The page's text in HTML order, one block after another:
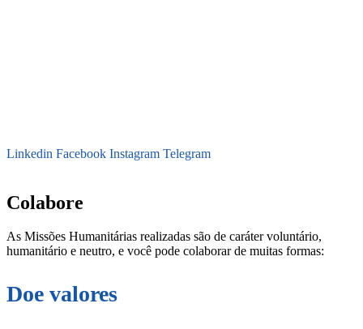
Linkedin Facebook Instagram Telegram
Colabore
As Missões Humanitárias realizadas são de caráter voluntário,
humanitário e neutro, e você pode colaborar de muitas formas:
Doe valores